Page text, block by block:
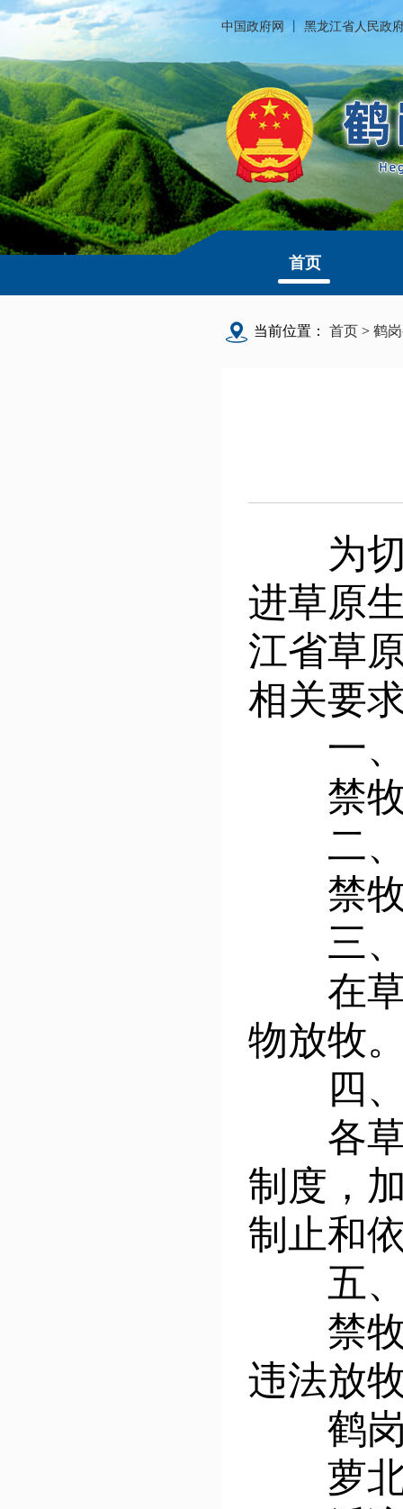
中国政府网 黑龙江省人民政
首页
当前位置： 首页 > 鹤
为切
进草原
江省草
相关要
一、
禁牧
二、
禁牧
三、
在草
物放牧
四、
各草
制度，
制止和
五、
禁牧
违法放
鹤岗
萝北